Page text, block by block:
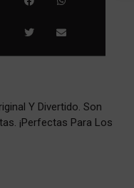
Y Divertido. Son
¡Perfectas Para Los